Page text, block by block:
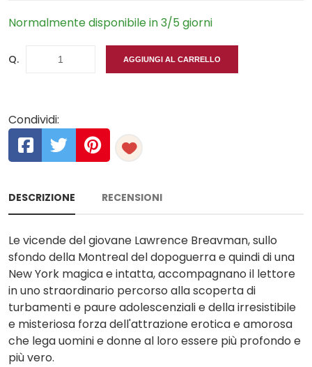
Normalmente disponibile in 3/5 giorni
Q. AGGIUNGI AL CARRELLO
Condividi:
DESCRIZIONE RECENSIONI
Le vicende del giovane Lawrence Breavman, sullo
sfondo della Montreal del dopoguerra e quindi di una
New York magica e intatta, accompagnano il lettore
in uno straordinario percorso alla scoperta di
turbamenti e paure adolescenziali e della irresistibile
e misteriosa forza dell'attrazione erotica e amorosa
che lega uomini e donne al loro essere più profondo e
più vero.